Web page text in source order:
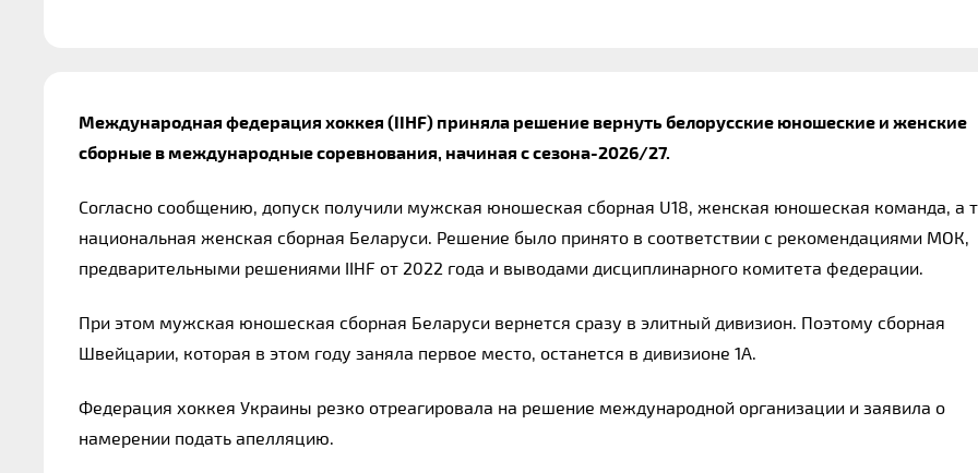
Международная федерация хоккея (IIHF) приняла решение вернуть белорусские юношеские и женские
сборные в международные соревнования, начиная с сезона-2026/27.
Согласно сообщению, допуск получили мужская юношеская сборная U18, женская юношеская команда, а
национальная женская сборная Беларуси. Решение было принято в соответствии с рекомендациями МОК,
предварительными решениями IIHF от 2022 года и выводами дисциплинарного комитета федерации.
При этом мужская юношеская сборная Беларуси вернется сразу в элитный дивизион. Поэтому сборная
Швейцарии, которая в этом году заняла первое место, останется в дивизионе 1А.
Федерация хоккея Украины резко отреагировала на решение международной организации и заявила о
намерении подать апелляцию.